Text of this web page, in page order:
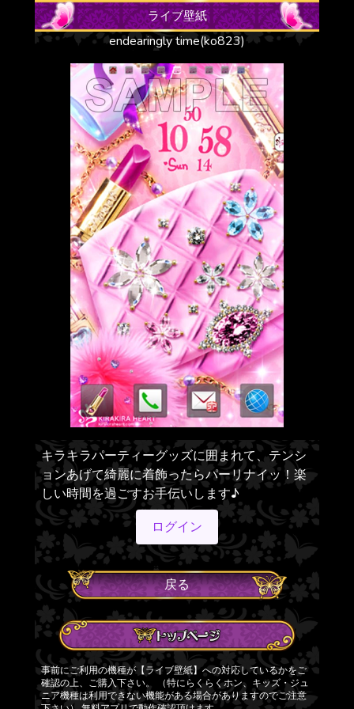
ライブ壁紙
endearingly time(ko823)
キラキラパーティーグッズに囲まれて、テンシ
ョンあげて綺麗に着飾ったらパーリナイッ！楽
しい時間を過ごすお手伝いします♪
ログイン
戻る
事前にご利用の機種が【ライブ壁紙】への対応しているかをご
確認の上、ご購入下さい。 （特にらくらくホン、キッズ・ジュ
ニア機種は利用できない機能がある場合がありますのでご注意